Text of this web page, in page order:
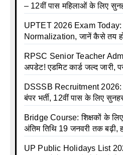
– 12वीं पास महिलाओं के लिए
UPTET 2026 Exam Today:
Normalization, जानें कैसे तय
RPSC Senior Teacher
अपडेट! एडमिट कार्ड जल्द जारी,
DSSSB Recruitment 2026:
बंपर भर्ती, 12वीं पास के लिए
Bridge Course: शिक्षकों के
अंतिम तिथि 19 जनवरी तक बढ़ी,
UP Public Holidays List